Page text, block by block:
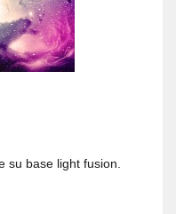
su base light fusion.